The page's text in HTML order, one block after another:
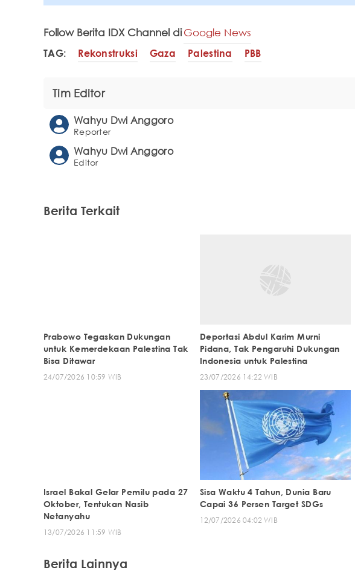
Follow Berita IDX Channel diGoogle News
TAG: Rekonstruksi Gaza Palestina PBB
Tim Editor
Wahyu Dwi Anggoro
Reporter
Wahyu Dwi Anggoro
Editor
Berita Terkait
Prabowo Tegaskan Dukungan
untuk Kemerdekaan Palestina Tak
Bisa Ditawar
24/07/2026 10:59 WIB
Deportasi Abdul Karim Murni
Pidana, Tak Pengaruhi Dukungan
Indonesia untuk Palestina
23/07/2026 14:22 WIB
Israel Bakal Gelar Pemilu pada 27
Oktober, Tentukan Nasib
Netanyahu
13/07/2026 11:59 WIB
Sisa Waktu 4 Tahun, Dunia Baru
Capai 36 Persen Target SDGs
12/07/2026 04:02 WIB
Berita Lainnya